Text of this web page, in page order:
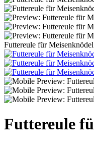
Futtereule für Meisenknödel
Futtereule